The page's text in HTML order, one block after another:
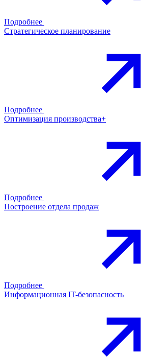
Подробнее
Стратегическое планирование
Подробнее
Оптимизация производства+
Подробнее
Построение отдела продаж
Подробнее
Информационная IT-безопасность